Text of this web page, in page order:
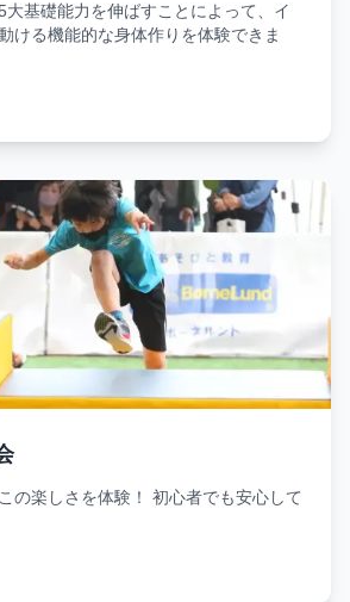
大基礎能力を伸ばすことによって、イ
ける機能的な身体作りを体験できま
の楽しさを体験！ 初心者でも安心して